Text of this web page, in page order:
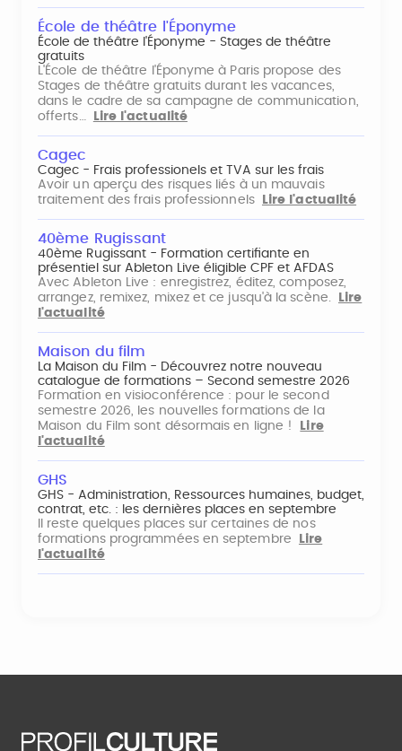
École de théâtre l'Éponyme
École de théâtre l'Éponyme - Stages de théâtre
gratuits
L'École de théâtre l'Éponyme à Paris propose des
Stages de théâtre gratuits durant les vacances,
dans le cadre de sa campagne de communication,
offerts…
Lire l'actualité
Cagec
Cagec - Frais professionels et TVA sur les frais
Avoir un aperçu des risques liés à un mauvais
traitement des frais professionnels
Lire l'actualité
40ème Rugissant
40ème Rugissant - Formation certifiante en
présentiel sur Ableton Live éligible CPF et AFDAS
Avec Ableton Live : enregistrez, éditez, composez,
arrangez, remixez, mixez et ce jusqu'à la scène.
Lire
l'actualité
Maison du film
La Maison du Film - Découvrez notre nouveau
catalogue de formations – Second semestre 2026
Formation en visioconférence : pour le second
semestre 2026, les nouvelles formations de la
Maison du Film sont désormais en ligne !
Lire
l'actualité
GHS
GHS - Administration, Ressources humaines, budget,
contrat, etc. : les dernières places en septembre
Il reste quelques places sur certaines de nos
formations programmées en septembre
Lire
l'actualité